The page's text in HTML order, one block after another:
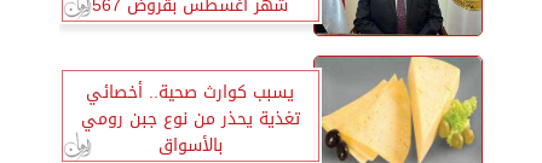
مليون جنيه
يسبب كوارث صحية.. أخصائي
تغذية يحذر من نوع جبن رومي
بالأسواق